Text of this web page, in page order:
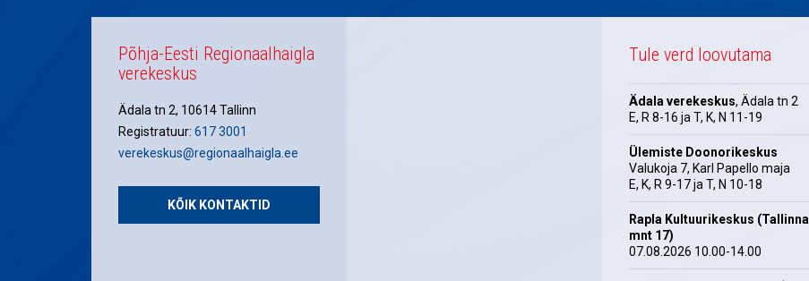
Põhja-Eesti Regionaalhaigla
verekeskus
Ädala tn 2, 10614 Tallinn
Registratuur: 617 3001
verekeskus@regionaalhaigla.ee
KÕIK KONTAKTID
Tule verd loovutama
Ädala verekeskus, Ädala tn 2
E, R 8-16 ja T, K, N 11-19
Ülemiste Doonorikeskus
Valukoja 7, Karl Papello maja
E, K, R 9-17 ja T, N 10-18
Rapla Kultuurikeskus (Tallinna
mnt 17)
07.08.2026 10.00-14.00